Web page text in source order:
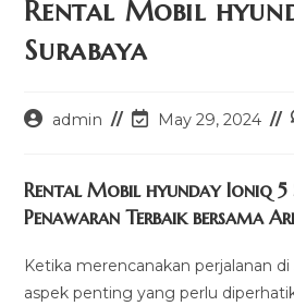
Rental Mobil
Surabaya
Postadmin
PostMay 29, 2024
Rental Mobil hyunday Ioniq 5
Penawaran Terbaik bersama
Ketika merencanakan perjalanan di
aspek penting yang perlu